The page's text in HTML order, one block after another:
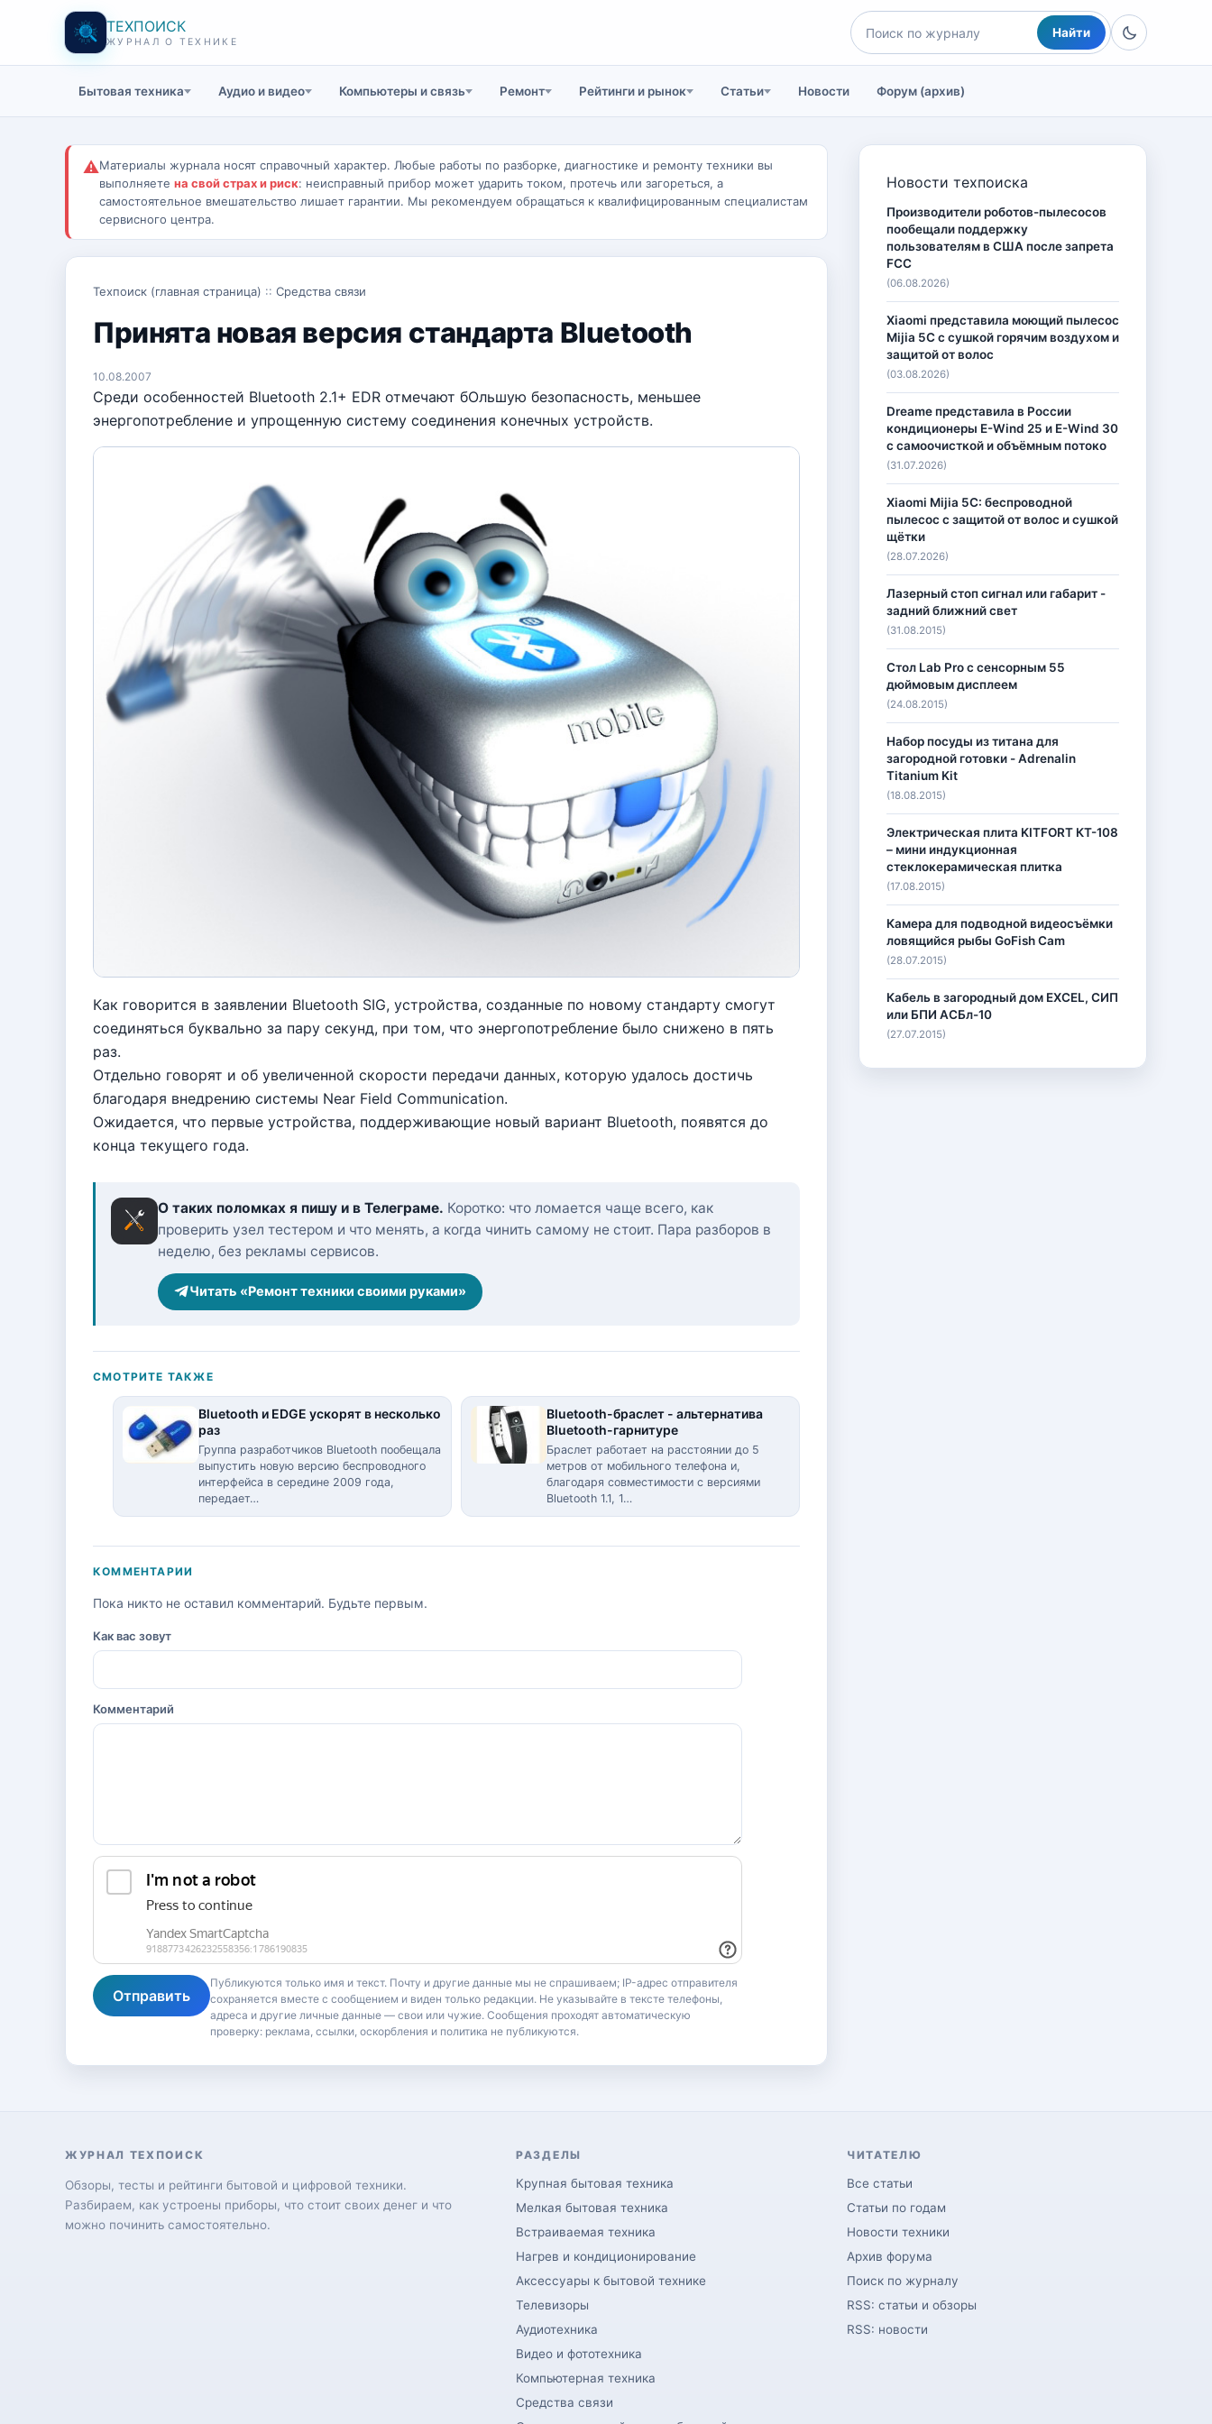
ТЕХПОИСК
ЖУРНАЛ О ТЕХНИКЕ
Найти
Бытовая техника Аудио и видео Компьютеры и связь Ремонт Рейтинги и рынок Статьи Новости Форум (архив)
⚠Материалы журнала носят справочный характер. Любые работы по разборке, диагностике и ремонту техники вы
выполняете на свой страх и риск: неисправный прибор может ударить током, протечь или загореться, а
самостоятельное вмешательство лишает гарантии. Мы рекомендуем обращаться к квалифицированным специалистам
сервисного центра.
Техпоиск (главная страница) :: Средства связи
Принята новая версия стандарта Bluetooth
10.08.2007
Среди особенностей Bluetooth 2.1+ EDR отмечают бОльшую безопасность, меньшее
энергопотребление и упрощенную систему соединения конечных устройств.
Как говорится в заявлении Bluetooth SIG, устройства, созданные по новому стандарту смогут
соединяться буквально за пару секунд, при том, что энергопотребление было снижено в пять
раз.
Отдельно говорят и об увеличенной скорости передачи данных, которую удалось достичь
благодаря внедрению системы Near Field Communication.
Ожидается, что первые устройства, поддерживающие новый вариант Bluetooth, появятся до
конца текущего года.
О таких поломках я пишу и в Телеграме. Коротко: что ломается чаще всего, как
проверить узел тестером и что менять, а когда чинить самому не стоит. Пара разборов в
неделю, без рекламы сервисов.
Читать «Ремонт техники своими руками»
СМОТРИТЕ ТАКЖЕ
Bluetooth и EDGE ускорят в несколько
раз
Группа разработчиков Bluetooth пообещала
выпустить новую версию беспроводного
интерфейса в середине 2009 года,
передает…
Bluetooth-браслет - альтернатива
Bluetooth-гарнитуре
Браслет работает на расстоянии до 5
метров от мобильного телефона и,
благодаря совместимости с версиями
Bluetooth 1.1, 1…
КОММЕНТАРИИ
Пока никто не оставил комментарий. Будьте первым.
Как вас зовут
Комментарий
Отправить
Публикуются только имя и текст. Почту и другие данные мы не спрашиваем; IP-адрес отправителя
сохраняется вместе с сообщением и виден только редакции. Не указывайте в тексте телефоны,
адреса и другие личные данные — свои или чужие. Сообщения проходят автоматическую
проверку: реклама, ссылки, оскорбления и политика не публикуются.
Новости техпоиска
Производители роботов-пылесосов
пообещали поддержку
пользователям в США после запрета
FCC
(06.08.2026)
Xiaomi представила моющий пылесос
Mijia 5C с сушкой горячим воздухом и
защитой от волос
(03.08.2026)
Dreame представила в России
кондиционеры E-Wind 25 и E-Wind 30
с самоочисткой и объёмным потоко
(31.07.2026)
Xiaomi Mijia 5C: беспроводной
пылесос с защитой от волос и сушкой
щётки
(28.07.2026)
Лазерный стоп сигнал или габарит -
задний ближний свет
(31.08.2015)
Стол Lab Pro с сенсорным 55
дюймовым дисплеем
(24.08.2015)
Набор посуды из титана для
загородной готовки - Adrenalin
Titanium Kit
(18.08.2015)
Электрическая плита KITFORT КТ-108
– мини индукционная
стеклокерамическая плитка
(17.08.2015)
Камера для подводной видеосъёмки
ловящийся рыбы GoFish Cam
(28.07.2015)
Кабель в загородный дом EXCEL, СИП
или БПИ АСБл-10
(27.07.2015)
ЖУРНАЛ ТЕХПОИСК
Обзоры, тесты и рейтинги бытовой и цифровой техники.
Разбираем, как устроены приборы, что стоит своих денег и что
можно починить самостоятельно.
РАЗДЕЛЫ
Крупная бытовая техника
Мелкая бытовая техника
Встраиваемая техника
Нагрев и кондиционирование
Аксессуары к бытовой технике
Телевизоры
Аудиотехника
Видео и фототехника
Компьютерная техника
Средства связи
ЧИТАТЕЛЮ
Все статьи
Статьи по годам
Новости техники
Архив форума
Поиск по журналу
RSS: статьи и обзоры
RSS: новости